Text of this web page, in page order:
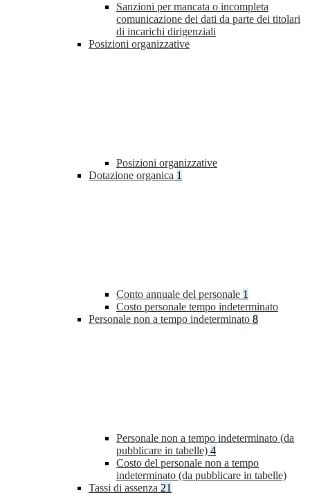
Sanzioni per mancata o incompleta
comunicazione dei dati da parte dei titolari
di incarichi dirigenziali
Posizioni organizzative
Posizioni organizzative
Dotazione organica 1
Conto annuale del personale 1
Costo personale tempo indeterminato
Personale non a tempo indeterminato 8
Personale non a tempo indeterminato (da
pubblicare in tabelle) 4
Costo del personale non a tempo
indeterminato (da pubblicare in tabelle)
Tassi di assenza 21